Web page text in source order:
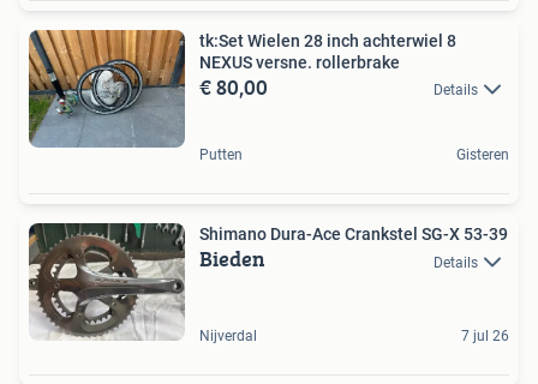
tk:Set Wielen 28 inch achterwiel 8
NEXUS versne. rollerbrake
€ 80,00 Details
Putten Gisteren
Shimano Dura-Ace Crankstel SG-X 53-39
Bieden Details
Nijverdal 7 jul 26